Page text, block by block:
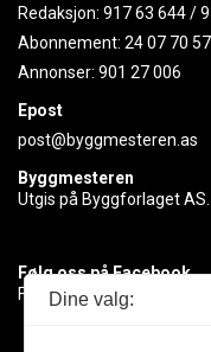
Redaksjon: 917 63 644/
Abonnement: 24 07 70 57
Annonser: 901 27 006
Epost
post@byggmesteren.as
Byggmesteren
Utgis på Byggforlaget AS.
Følg oss på Facebook
Få med deg det siste
Dine valg: